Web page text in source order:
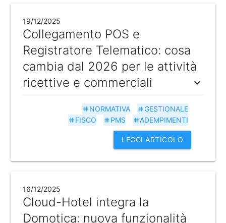
19/12/2025
Collegamento POS e
Registratore Telematico: cosa
cambia dal 2026 per le attività
ricettive e commerciali
expand_more
tag GESTIONALE
tag NORMATIVA
tag ADEMPIMENTI
tag PMS
tag FISCO
LEGGI ARTICOLO
16/12/2025
Cloud-Hotel integra la
Domotica: nuova funzionalità